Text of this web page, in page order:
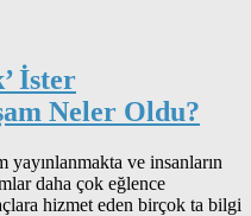
İster
Neler Oldu?
ve insanların
daha çok eğlence
hizmet eden birçok ta bilgi